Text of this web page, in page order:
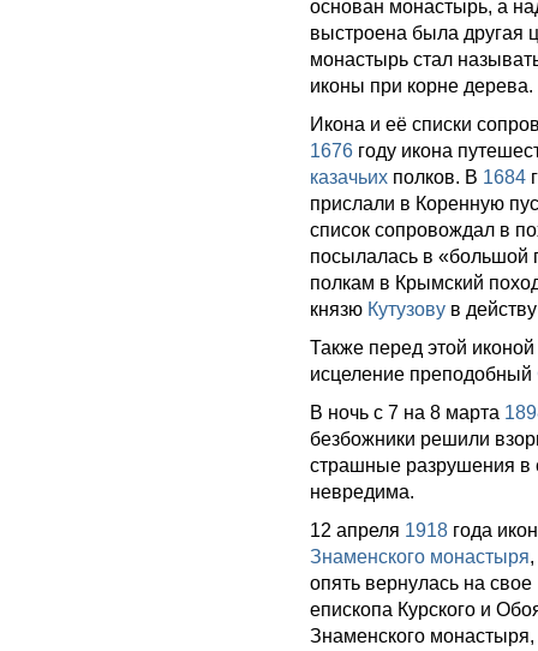
основан монастырь, а
выстроена была другая
монастырь стал
иконы при корне дерева.
Икона и её списки
1676 году икона
казачьих полков. В 1684
прислали в Коренную
список сопровождал в
посылалась в «большой
полкам в Крымский
князю Кутузову в
Также перед этой
исцеление преподобный
В ночь с 7 на 8 марта
безбожники решили
страшные разрушения в
невредима.
12 апреля 1918 года
Знаменского монастыря
опять вернулась на
епископа Курского и
Знаменского